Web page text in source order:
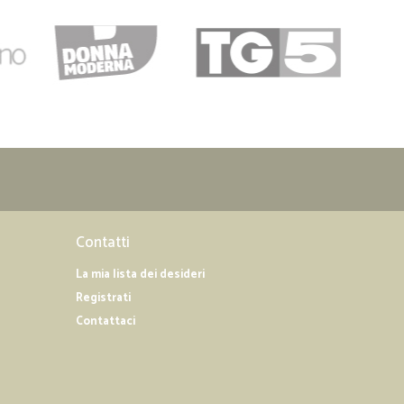
Contatti
La mia lista dei desideri
Registrati
Contattaci